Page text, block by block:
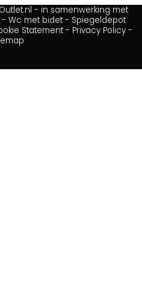
- in samenwerking met
- Wc met bidet - Spiegeldepot
Statement- Privacy Policy-